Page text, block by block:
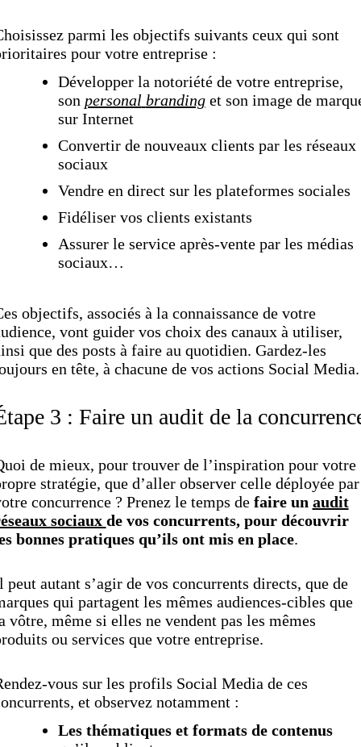
parmi les objectifs suivants ceux qui sont
pour votre entreprise :
Développer la notoriété de votre entreprise,
son personal brandinget son image de
sur Internet
Convertir de nouveaux clients par les réseaux
sociaux
Vendre en direct sur les plateformes sociales
Fidéliser vos clients existants
Assurer le service après-vente par les médias
sociaux…
objectifs, associés à la connaissance de votre
vont guider vos choix des canaux à utiliser,
que des posts à faire au quotidien. Gardez-les
en tête, à chacune de vos actions Social Media.
3 : Faire un audit de la
de mieux, pour trouver de l’inspiration pour votre
stratégie, que d’aller observer celle déployée par
concurrence ? Prenez le temps de faire un audit
sociaux de vos concurrents, pour découvrir
bonnes pratiques qu’ils ont mis en place.
peut autant s’agir de vos concurrents directs, que de
qui partagent les mêmes audiences-cibles que
vôtre, même si elles ne vendent pas les mêmes
ou services que votre entreprise.
vous sur les profils Social Media de ces
et observez notamment :
Les thématiques et formats de contenus